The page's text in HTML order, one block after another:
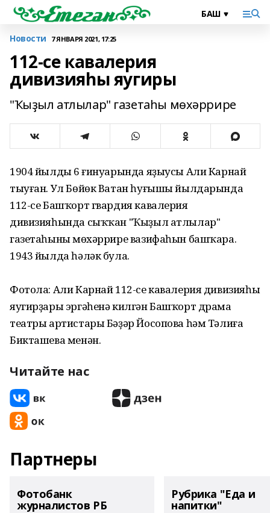
Новости 7 ЯНВАРЯ 2021, 17:25
112-се кавалерия
дивизияһы яугиры
"Ҡыҙыл атлылар" газетаһы мөхәррире
1904 йылдың 6 ғинуарында яҙыусы Али Карнай
тыуған. Ул Бөйөк Ватан һуғышы йылдарында
112-се Башҡорт гвардия кавалерия
дивизияһында сыҡҡан "Ҡыҙыл атлылар"
газетаһының мөхәррире вазифаһын башҡара.
1943 йылда һәләк була.
Фотола: Али Карнай 112-се кавалерия дивизияһы
яугирҙары эргәһенә килгән Башҡорт драма
театры артистары Бәҙәр Йосопова һәм Тәлиға
Бикташева менән.
Читайте нас
Партнеры
Фотобанк
журналистов РБ
Рубрика "Еда и
напитки"